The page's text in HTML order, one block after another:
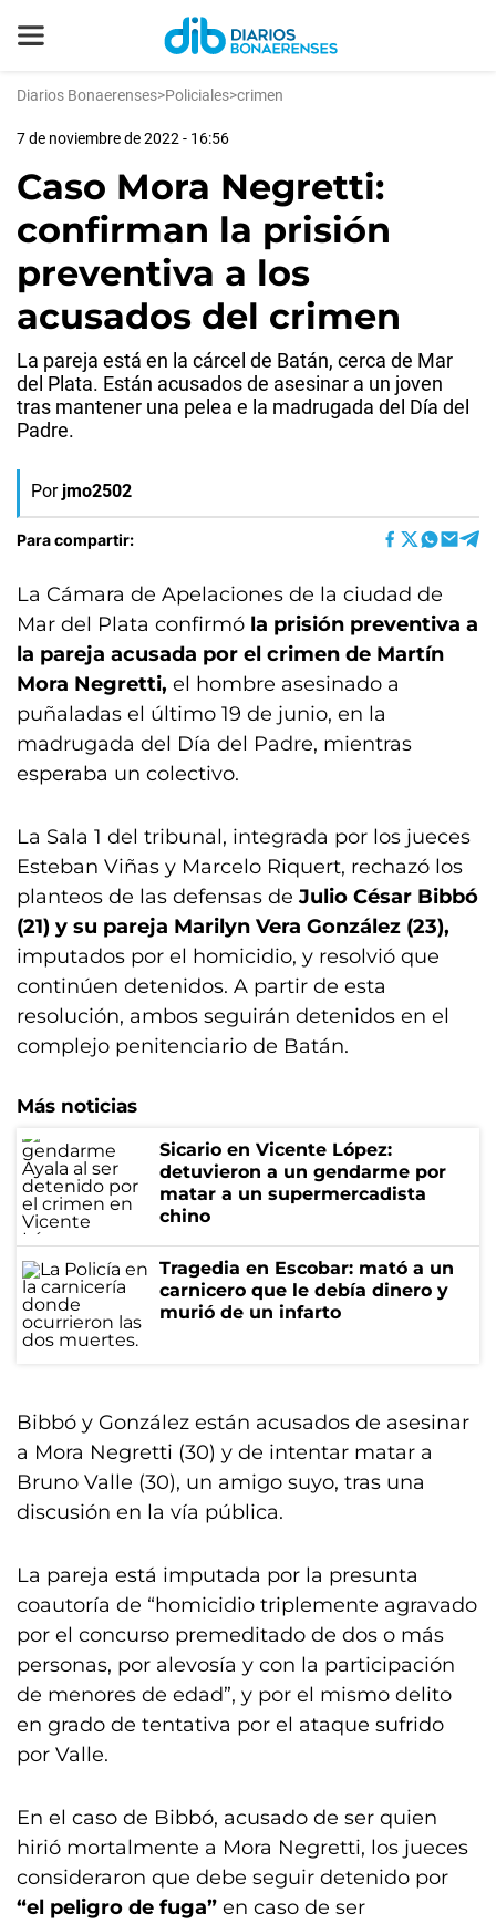
Diarios Bonaerenses>Policiales>crimen
7 de noviembre de 2022 - 16:56
Caso Mora Negretti:
confirman la prisión
preventiva a los
acusados del crimen
La pareja está en la cárcel de Batán, cerca de Mar
del Plata. Están acusados de asesinar a un joven
tras mantener una pelea e la madrugada del Día del
Padre.
Por jmo2502
Para compartir:
La Cámara de Apelaciones de la ciudad de
Mar del Plata confirmó la prisión preventiva a
la pareja acusada por el crimen de Martín
Mora Negretti, el hombre asesinado a
puñaladas el último 19 de junio, en la
madrugada del Día del Padre, mientras
esperaba un colectivo.
La Sala 1 del tribunal, integrada por los jueces
Esteban Viñas y Marcelo Riquert, rechazó los
planteos de las defensas de Julio César Bibbó
(21) y su pareja Marilyn Vera González (23),
imputados por el homicidio, y resolvió que
continúen detenidos. A partir de esta
resolución, ambos seguirán detenidos en el
complejo penitenciario de Batán.
Más noticias
Sicario en Vicente López:
detuvieron a un gendarme por
matar a un supermercadista
chino
Tragedia en Escobar: mató a un
carnicero que le debía dinero y
murió de un infarto
Bibbó y González están acusados de asesinar
a Mora Negretti (30) y de intentar matar a
Bruno Valle (30), un amigo suyo, tras una
discusión en la vía pública.
La pareja está imputada por la presunta
coautoría de “homicidio triplemente agravado
por el concurso premeditado de dos o más
personas, por alevosía y con la participación
de menores de edad”, y por el mismo delito
en grado de tentativa por el ataque sufrido
por Valle.
En el caso de Bibbó, acusado de ser quien
hirió mortalmente a Mora Negretti, los jueces
consideraron que debe seguir detenido por
“el peligro de fuga” en caso de ser